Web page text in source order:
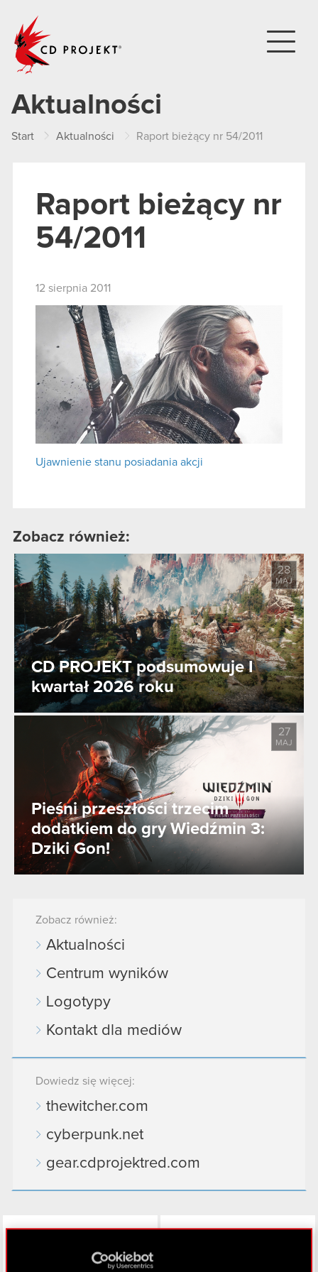
Aktualności
Start Aktualności Raport bieżący nr 54/2011
Raport bieżący nr
54/2011
12 sierpnia 2011
Ujawnienie stanu posiadania akcji
Zobacz również:
CD PROJEKT podsumowuje I
kwartał 2026 roku
28
MAJ
Pieśni przeszłości trzecim
dodatkiem do gry Wiedźmin 3:
Dziki Gon!
27
MAJ
Zobacz również:
Aktualności
Centrum wyników
Logotypy
Kontakt dla mediów
Dowiedz się więcej:
thewitcher.com
cyberpunk.net
gear.cdprojektred.com
LinkedIn